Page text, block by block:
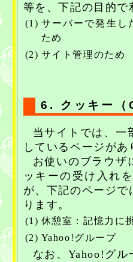
等を、下記の目的で
(1) サーバーで発生し
ため
(2) サイト管理のため
6. クッキー
当サイトでは、一
しているページがあ
お使いのブラウザ
ッキーの受け入れ
が、下記のページ
ります。
(1) 休憩室：記憶力に
(2) Yahoo!グループ
なお、Yahoo!グ